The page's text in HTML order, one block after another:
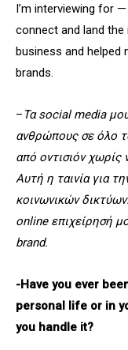
I’m interviewing for
connect and land the
business and helped
brands.
–Τα social media
ανθρώπους σε όλο
από οντισιόν χωρίς
Αυτή η ταινία για
κοινωνικών
online επιχείρησή
brand.
-Have you ever
personal life or in
you handle it?